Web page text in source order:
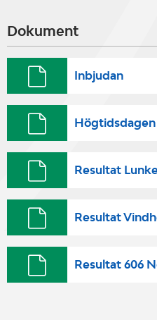
Dokument
Inbjudan
Högtidsdagen
Resultat
Resultat
Resultat 606